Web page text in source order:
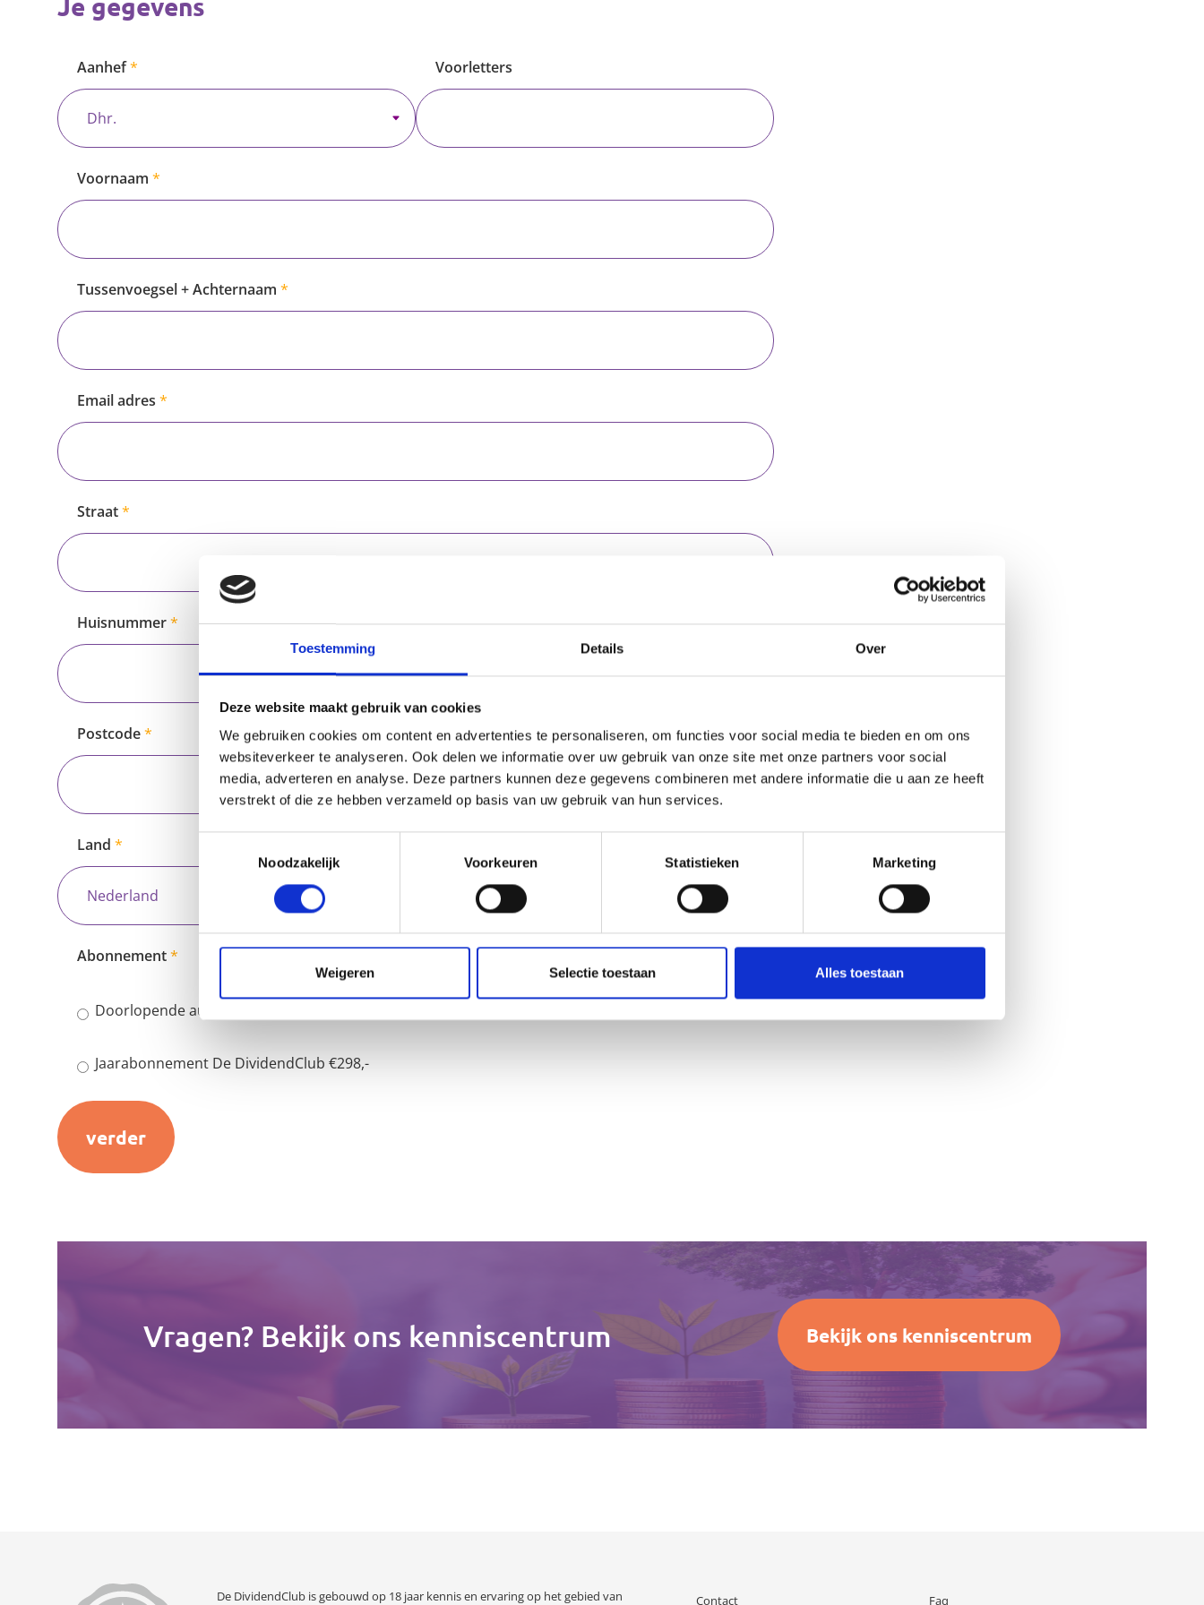
Toestemming Details Over
Deze website maakt gebruik van cookies
We gebruiken cookies om content en advertenties te personaliseren, om functies voor social media te bieden en om ons
websiteverkeer te analyseren. Ook delen we informatie over uw gebruik van onze site met onze partners voor social
media, adverteren en analyse. Deze partners kunnen deze gegevens combineren met andere informatie die u aan ze heeft
verstrekt of die ze hebben verzameld op basis van uw gebruik van hun services.
Noodzakelijk
Voorkeuren Statistieken Marketing
Weigeren Selectie toestaan Alles toestaan
Aanhef Voorletters
Voornaam
Tussenvoegsel + Achternaam
Email adres
Straat
Huisnummer Huisnummer toevoeging
Postcode Woonplaats
Land
Abonnement
Doorlopende automatische machtiging voor €74,50 per kwartaal
Jaarabonnement De DividendClub €298,-
verder
Vragen? Bekijk ons kenniscentrum Bekijk ons kenniscentrum
De DividendClub is gebouwd op 18 jaar kennis en ervaring op het gebied van Contact Faq